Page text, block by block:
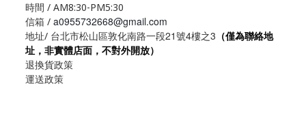
時間 / AM8:30-PM5:30
信箱 / a0955732668@gmail.com
地址/ 台北市松山區敦化南路一段21號4樓之3 （僅為聯絡地
址，非實體店面，不對外開放）
退換貨政策
運送政策